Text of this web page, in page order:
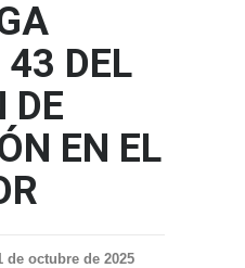
43 DEL
DE
EN EL
de octubre de 2025